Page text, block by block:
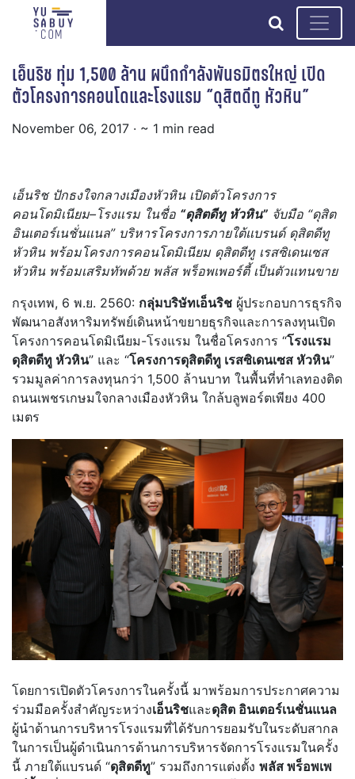
search
เอ็นริช ทุ่ม 1,500 ล้าน ผนึกกำลังพันธมิตรใหญ่ เปิด
ตัวโครงการคอนโดและโรงแรม “ดุสิตดีทู หัวหิน”
November 06, 2017 · ~ 1 min read
เอ็นริช ปักธงใจกลางเมืองหัวหิน เปิดตัวโครงการ
คอนโดมิเนียม–โรงแรม ในชื่อ “ดุสิตดีทู หัวหิน” จับมือ “ดุสิต
อินเตอร์เนชั่นแนล” บริหารโครงการภายใต้แบรนด์ ดุสิตดีทู
หัวหิน พร้อมโครงการคอนโดมิเนียม ดุสิตดีทู เรสซิเดนเซส
หัวหิน พร้อมเสริมทัพด้วย พลัส พร็อพเพอร์ตี้ เป็นตัวแทนขาย
กรุงเทพ, 6 พ.ย. 2560: กลุ่มบริษัทเอ็นริช ผู้ประกอบการธุรกิจ
พัฒนาอสังหาริมทรัพย์เดินหน้าขยายธุรกิจและการลงทุนเปิด
โครงการคอนโดมิเนียม-โรงแรม ในชื่อโครงการ “โรงแรม
ดุสิตดีทู หัวหิน” และ “โครงการดุสิตดีทู เรสซิเดนเซส หัวหิน”
รวมมูลค่าการลงทุนกว่า 1,500 ล้านบาท ในพื้นที่ทำเลทองติด
ถนนเพชรเกษมใจกลางเมืองหัวหิน ใกล้บลูพอร์ตเพียง 400
เมตร
โดยการเปิดตัวโครงการในครั้งนี้ มาพร้อมการประกาศความ
ร่วมมือครั้งสำคัญระหว่างเอ็นริชและดุสิต อินเตอร์เนชั่นแนล
ผู้นำด้านการบริหารโรงแรมที่ได้รับการยอมรับในระดับสากล
ในการเป็นผู้ดำเนินการด้านการบริหารจัดการโรงแรมในครั้ง
นี้ ภายใต้แบรนด์ “ดุสิตดีทู” รวมถึงการแต่งตั้ง พลัส พร็อพเพ